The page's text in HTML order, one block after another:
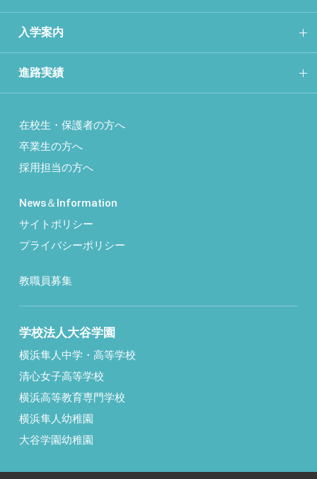
入学案内
進路実績
在校生・保護者の方へ
卒業生の方へ
採用担当の方へ
News＆Information
サイトポリシー
プライバシーポリシー
教職員募集
学校法人大谷学園
横浜隼人中学・高等学校
清心女子高等学校
横浜高等教育専門学校
横浜隼人幼稚園
大谷学園幼稚園